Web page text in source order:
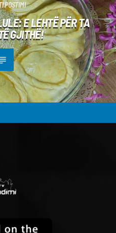
POSTIMI
E LEHTË PËR TA
GJITHË!